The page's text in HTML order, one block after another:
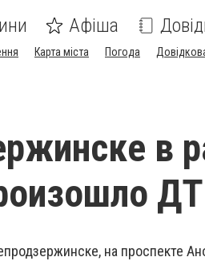
Афіша
Карта міста Погода
в
на проспекте